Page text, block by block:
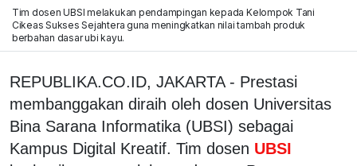
Tim dosen UBSI melakukan pendampingan kepada Kelompok Tani
Cikeas Sukses Sejahtera guna meningkatkan nilai tambah produk
berbahan dasar ubi kayu.
REPUBLIKA.CO.ID, JAKARTA - Prestasi
membanggakan diraih oleh dosen Universitas
Bina Sarana Informatika (UBSI) sebagai
Kampus Digital Kreatif. Tim dosen UBSI